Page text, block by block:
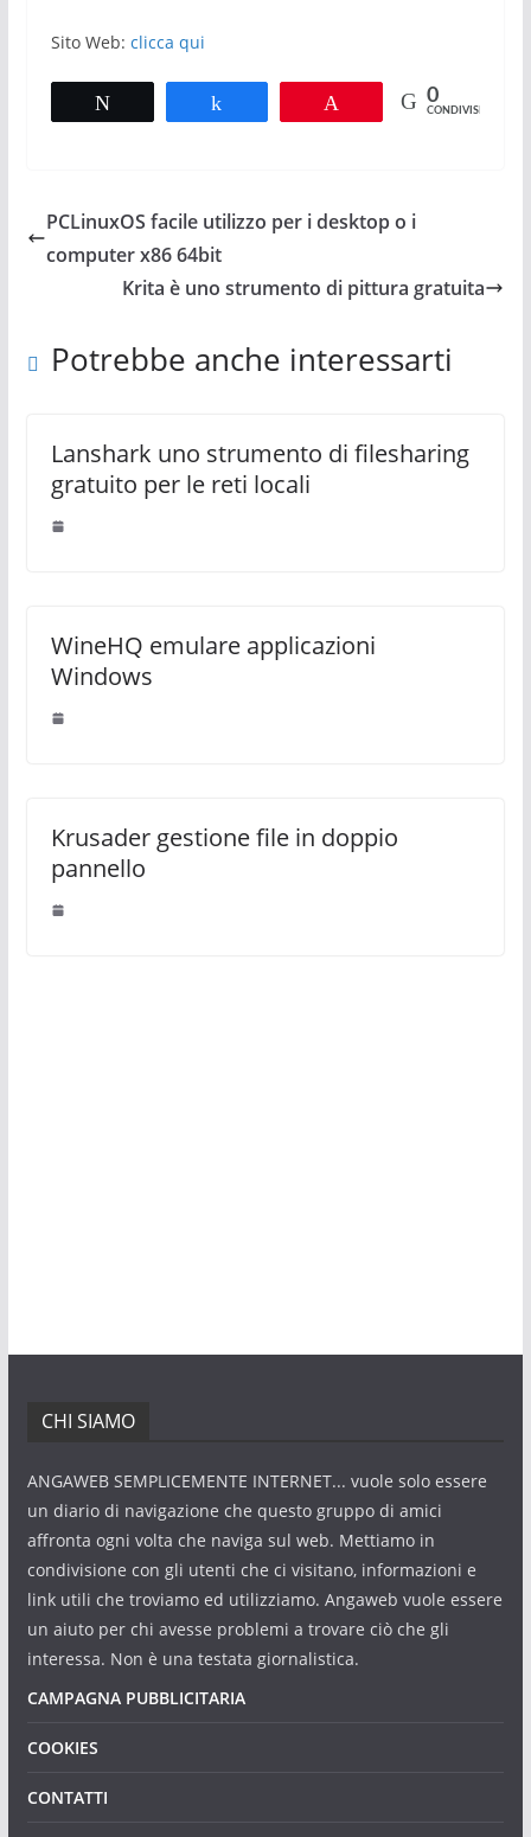
Sito Web: clicca qui
0
CONDIVISIONI
PCLinuxOS facile utilizzo per i desktop o i
computer x86 64bit
Krita è uno strumento di pittura gratuita
Potrebbe anche interessarti
Lanshark uno strumento di filesharing
gratuito per le reti locali
WineHQ emulare applicazioni
Windows
Krusader gestione file in doppio
pannello
CHI SIAMO
ANGAWEB SEMPLICEMENTE INTERNET... vuole solo essere
un diario di navigazione che questo gruppo di amici
affronta ogni volta che naviga sul web. Mettiamo in
condivisione con gli utenti che ci visitano, informazioni e
link utili che troviamo ed utilizziamo. Angaweb vuole essere
un aiuto per chi avesse problemi a trovare ciò che gli
interessa. Non è una testata giornalistica.
CAMPAGNA PUBBLICITARIA
COOKIES
CONTATTI